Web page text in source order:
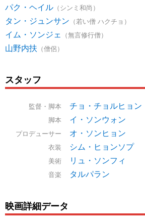
パク・ヘイル （シンミ和尚）
タン・ジュンサン （若い僧 ハクチョ）
イム・ソンジェ （無言修行僧）
山野内扶 （僧侶）
スタッフ
監督・脚本 チョ・チョルヒョン
脚本 イ・ソンウォン
プロデューサー オ・ソンヒョン
衣装 シム・ヒョンソプ
美術 リュ・ソンフィ
音楽 タルパラン
映画詳細データ